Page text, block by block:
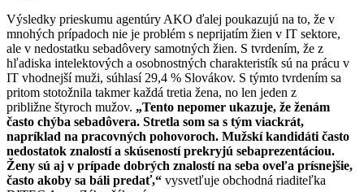
Výsledky prieskumu agentúry AKO ďalej poukazujú na to, že v
mnohých prípadoch nie je problém s neprijatím žien v IT sektore,
ale v nedostatku sebadôvery samotných žien. S tvrdením, že z
hľadiska intelektových a osobnostných charakteristík sú na prácu v
IT vhodnejší muži, súhlasí 29,4 % Slovákov. S týmto tvrdením sa
pritom stotožnila takmer každá tretia žena, no len jeden z
približne štyroch mužov. „Tento nepomer ukazuje, že ženám
často chýba sebadôvera. Stretla som sa s tým viackrát,
napríklad na pracovných pohovoroch. Mužskí kandidáti často
nedostatok znalostí a skúseností prekryjú sebaprezentáciou.
Ženy sú aj v prípade dobrých znalostí na seba oveľa prísnejšie,
často akoby sa báli predať,“ vysvetľuje obchodná riaditeľka